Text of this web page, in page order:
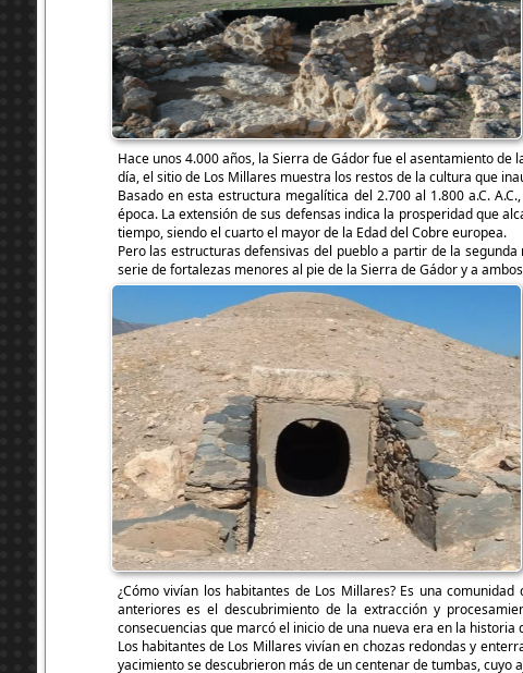
Hace unos 4.000 años, la Sierra de Gádor fue el asentamiento
día, el sitio de Los Millares muestra los restos de la cultura que
Basado en esta estructura megalítica del 2.700 al 1.800 a.C.
época. La extensión de sus defensas indica la prosperidad que
tiempo, siendo el cuarto el mayor de la Edad del Cobre europea.
Pero las estructuras defensivas del pueblo a partir de la
serie de fortalezas menores al pie de la Sierra de Gádor y a
¿Cómo vivían los habitantes de Los Millares? Es una
anteriores es el descubrimiento de la extracción y
consecuencias que marcó el inicio de una nueva era en la historia
Los habitantes de Los Millares vivían en chozas redondas y
yacimiento se descubrieron más de un centenar de tumbas,